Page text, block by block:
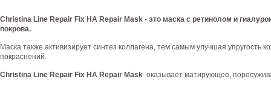
Christina Line Repair Fix HA Repair Mask - это маска с ретинолом и
покрова.
Маска также активизирует синтез коллагена, тем самым улучшая
покраснений.
Christina Line Repair Fix HA Repair Mask оказывает матирующее,